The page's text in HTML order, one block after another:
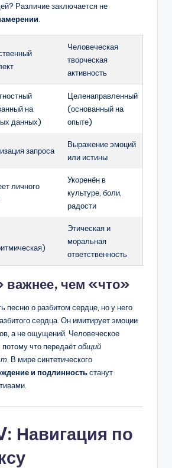
Различие заключается не
Человеческая
творческая
активность
на
данных)
Целенаправленный
(основанный на
опыте)
запроса
Выражение эмоций
или истины
личного
Укоренён в
культуре, боли,
радости
Этическая и
моральная
ответственность
важнее, чем «что»
песню о разбитом сердце, но у него
сердца. Он имитирует эмоции
а не ощущений. Человеческое
потому что передаётобщий
. В мире синтетического
и подлинностьстанут
Навигация по